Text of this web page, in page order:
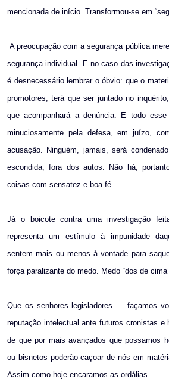
mencionada de início. Transformou-se em
A preocupação com a segurança pública
segurança individual. E no caso das
é desnecessário lembrar o óbvio: que o
promotores, terá que ser juntado no
que acompanhará a denúncia. E todo
minuciosamente pela defesa, em juízo,
acusação. Ninguém, jamais, será
escondida, fora dos autos. Não há,
coisas com sensatez e boa-fé.
Já o boicote contra uma investigação
representa um estímulo à impunidade
sentem mais ou menos à vontade para
força paralizante do medo. Medo “dos de
Que os senhores legisladores — façamos
reputação intelectual ante futuros cronistas e
de que por mais avançados que possamos
ou bisnetos poderão caçoar de nós em
Assim como hoje encaramos as ordálias.